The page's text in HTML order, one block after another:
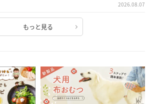
2026.08.07
もっと見る